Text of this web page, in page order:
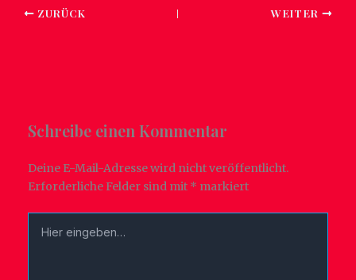
ZURÜCK WEITER
Schreibe einen Kommentar
Deine E-Mail-Adresse wird nicht veröffentlicht.
Erforderliche Felder sind mit * markiert
eingeben…